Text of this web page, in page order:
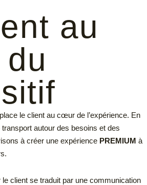
au
le client au cœur de l’expérience. En
autour des besoins et des
à créer une expérience PREMIUM à
client se traduit par une communication